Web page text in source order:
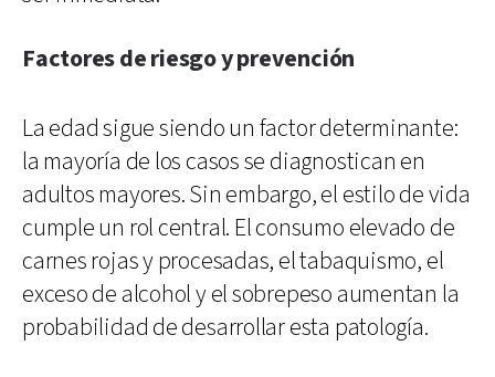
Factores de riesgo y prevención
La edad sigue siendo un factor determinante:
la mayoría de los casos se diagnostican en
adultos mayores. Sin embargo, el estilo de vida
cumple un rol central. El consumo elevado de
carnes rojas y procesadas, el tabaquismo, el
exceso de alcohol y el sobrepeso aumentan la
probabilidad de desarrollar esta patología.